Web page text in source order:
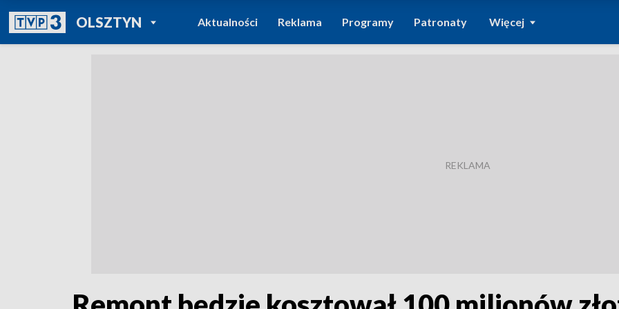
OLSZTYNPOWRÓT DO
TVP REGIONY
Aktualności Reklama Programy Patronaty Więcej